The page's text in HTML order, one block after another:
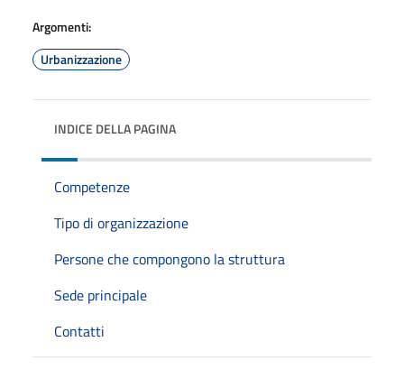
Argomenti:
Urbanizzazione
INDICE DELLA PAGINA
Competenze
Tipo di organizzazione
Persone che compongono la struttura
Sede principale
Contatti